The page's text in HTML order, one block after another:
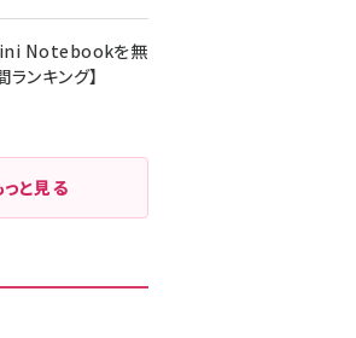
Notebookを無
ンキング】
と見る